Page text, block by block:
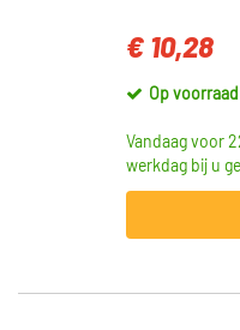
€ 10,28
Op voorraad
Vandaag voor
werkdag bij u